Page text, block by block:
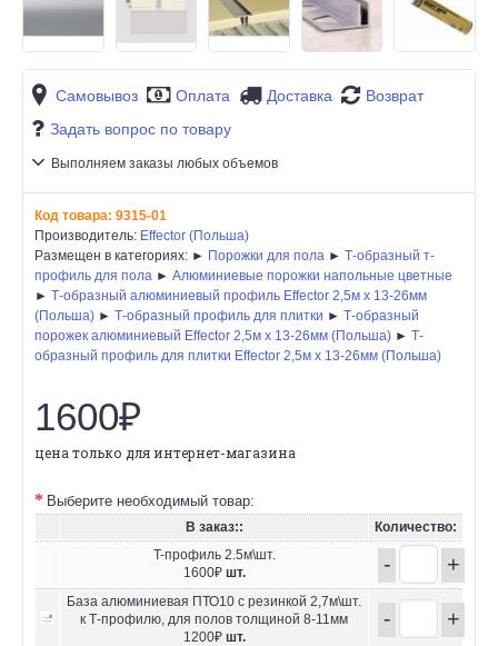
Самовывоз Оплата Доставка
Возврат
Задать вопрос по товару
Выполняем заказы любых объемов
Код товара: 9315-01
Производитель: Effector (Польша)
Размещен в категориях: ► Порожки для пола ► Т-образный т-
профиль для пола ► Алюминиевые порожки напольные цветные
► Т-образный алюминиевый профиль Effector 2,5м х 13-26мм
(Польша) ► Т-образный профиль для плитки ► Т-образный
порожек алюминиевый Effector 2,5м х 13-26мм (Польша) ► Т-
образный профиль для плитки Effector 2,5м х 13-26мм (Польша)
1600₽
цена только для интернет-магазина
Выберите необходимый товар:
В заказ::
Количество:
T-профиль 2.5м\шт.
1600₽ шт. - +
База алюминиевая ПТО10 с резинкой 2,7м\шт.
к Т-профилю, для полов толщиной 8-11мм
1200₽ шт.
- +